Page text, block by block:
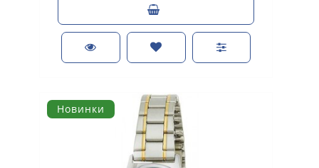
Новинки